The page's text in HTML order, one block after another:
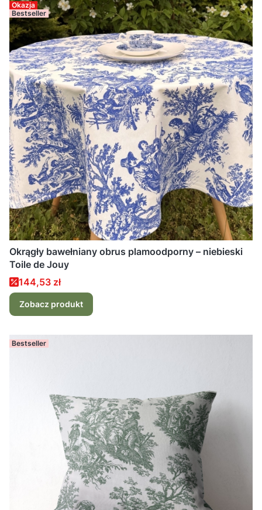
Okazja
Bestseller
Okrągły bawełniany obrus plamoodporny – niebieski
Toile de Jouy
Cena promocyjna
144,53 zł
Zobacz produkt
Bestseller